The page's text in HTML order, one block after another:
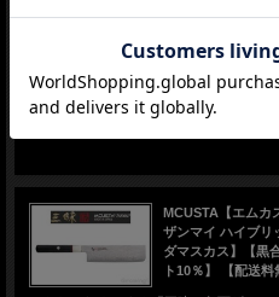
ダマスカス】【黒
エムカスタ カスタム「三昧」包丁ザンマ
価格： 30,800円(本体 28,000円、税 2,800
MCUSTA【エムカ
ザンマイ ハイブリ
ダマスカス】【黒
ト10％】 【配送料